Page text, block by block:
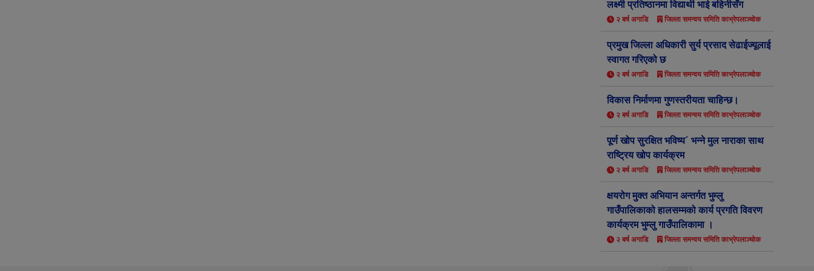
लक्ष्मी प्रतिष्ठानमा विद्यार्थी भाई बहिनीसँग
२ बर्ष अगाडि जिल्ला समन्वय समिति काभ्रेपलाञ्चोक
प्रमुख जिल्ला अधिकारी सुर्य प्रसाद सेढाईज्यूलाई
स्वागत गरिएको छ
२ बर्ष अगाडि जिल्ला समन्वय समिति काभ्रेपलाञ्चोक
विकास निर्माणमा गुणस्तरीयता चाहिन्छ।
२ बर्ष अगाडि जिल्ला समन्वय समिति काभ्रेपलाञ्चोक
पूर्ण खोप सुरक्षित भविष्य´ भन्ने मुल नाराका साथ
राष्ट्रिय खोप कार्यक्रम
२ बर्ष अगाडि जिल्ला समन्वय समिति काभ्रेपलाञ्चोक
क्षयरोग मुक्त अभियान अन्तर्गत भुम्लु
गाउँपालिकाको हालसम्मको कार्य प्रगति विवरण
कार्यक्रम भुम्लु गाउँपालिकामा ।
२ बर्ष अगाडि जिल्ला समन्वय समिति काभ्रेपलाञ्चोक